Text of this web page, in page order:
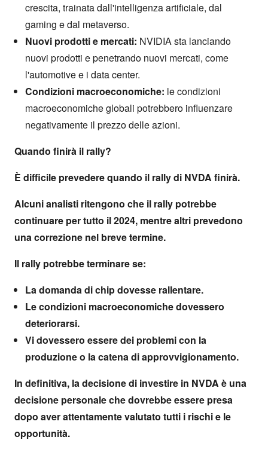
crescita, trainata dall'intelligenza artificiale, dal
gaming e dal metaverso.
Nuovi prodotti e mercati: NVIDIA sta lanciando
nuovi prodotti e penetrando nuovi mercati, come
l'automotive e i data center.
Condizioni macroeconomiche: le condizioni
macroeconomiche globali potrebbero influenzare
negativamente il prezzo delle azioni.
Quando finirà il rally?
È difficile prevedere quando il rally di NVDA finirà.
Alcuni analisti ritengono che il rally potrebbe
continuare per tutto il 2024, mentre altri prevedono
una correzione nel breve termine.
Il rally potrebbe terminare se:
La domanda di chip dovesse rallentare.
Le condizioni macroeconomiche dovessero
deteriorarsi.
Vi dovessero essere dei problemi con la
produzione o la catena di approvvigionamento.
In definitiva, la decisione di investire in NVDA è una
decisione personale che dovrebbe essere presa
dopo aver attentamente valutato tutti i rischi e le
opportunità.